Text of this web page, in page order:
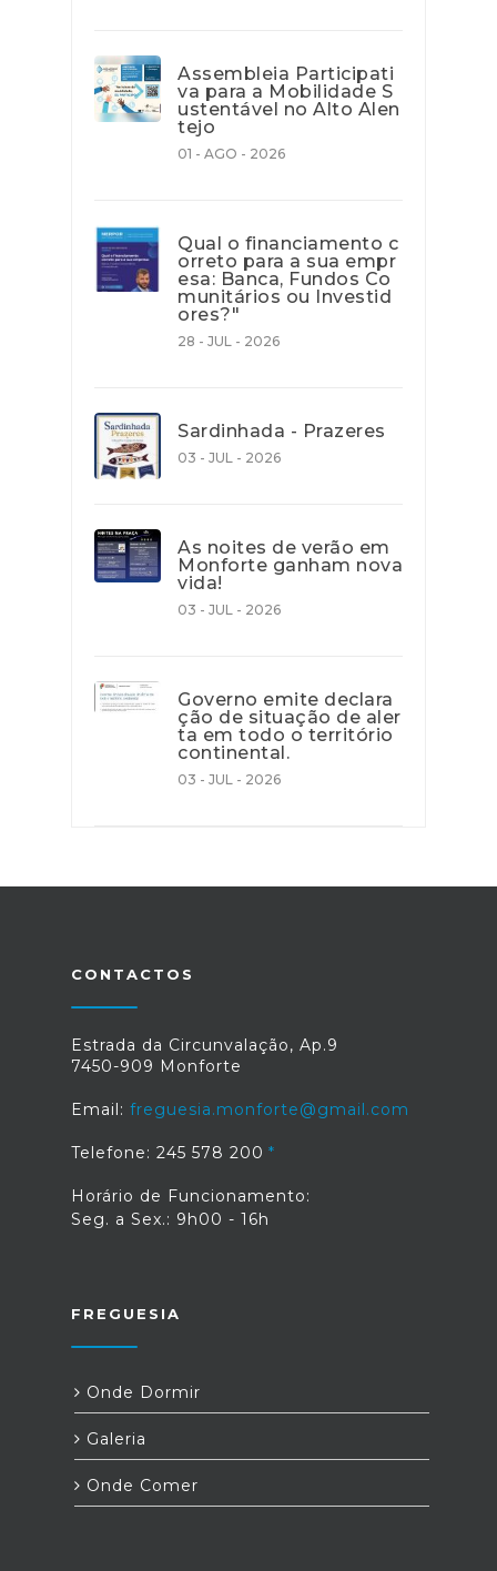
Assembleia Participati
va para a Mobilidade S
ustentável no Alto Alen
tejo
01 - AGO - 2026
Qual o financiamento c
orreto para a sua empr
esa: Banca, Fundos Co
munitários ou Investid
ores?"
28 - JUL - 2026
Sardinhada - Prazeres
03 - JUL - 2026
As noites de verão em
Monforte ganham nova
vida!
03 - JUL - 2026
Governo emite declara
ção de situação de aler
ta em todo o território
continental.
03 - JUL - 2026
CONTACTOS
Estrada da Circunvalação, Ap.9
7450-909 Monforte
Email: freguesia.monforte@gmail.com
Telefone: 245 578 200
Horário de Funcionamento:
Seg. a Sex.: 9h00 - 16h
FREGUESIA
Onde Dormir
Galeria
Onde Comer